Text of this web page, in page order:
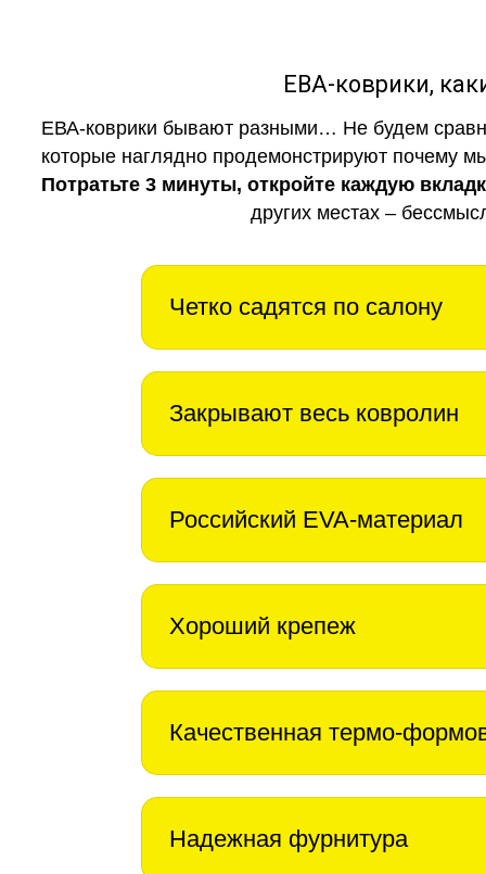
ЕВА-коврики,
ЕВА-коврики бывают разными… Не будем
которые наглядно продемонстрируют почему
Потратьте 3 минуты, откройте каждую
других местах –
Четко садятся по салону
Закрывают весь ковролин
Российский EVA-материал
Хороший крепеж
Качественная термо-
Надежная фурнитура